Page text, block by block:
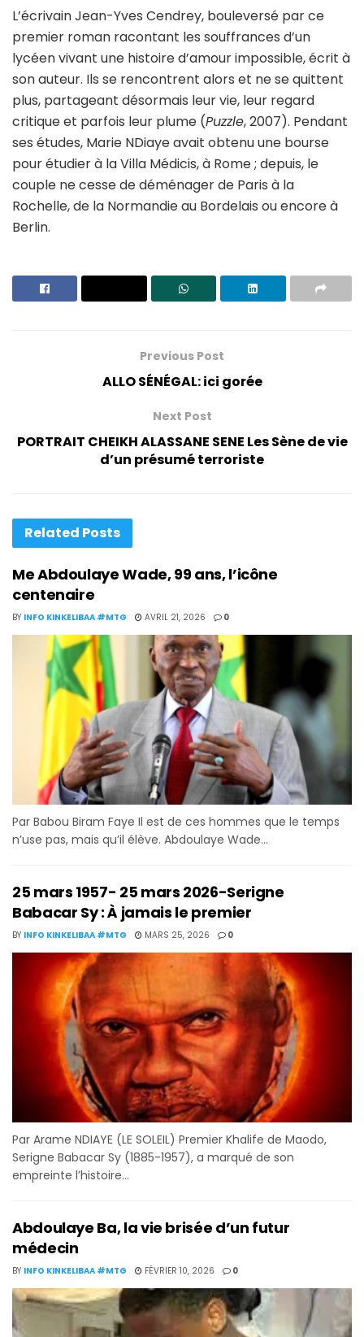
L’écrivain Jean-Yves Cendrey, bouleversé par ce
premier roman racontant les souffrances d’un
lycéen vivant une histoire d’amour impossible, écrit à
son auteur. Ils se rencontrent alors et ne se quittent
plus, partageant désormais leur vie, leur regard
critique et parfois leur plume (Puzzle, 2007). Pendant
ses études, Marie NDiaye avait obtenu une bourse
pour étudier à la Villa Médicis, à Rome ; depuis, le
couple ne cesse de déménager de Paris à la
Rochelle, de la Normandie au Bordelais ou encore à
Berlin.
Previous Post
ALLO SÉNÉGAL: ici gorée
Next Post
PORTRAIT CHEIKH ALASSANE SENE Les Sène de vie
d’un présumé terroriste
Related Posts
Me Abdoulaye Wade, 99 ans, l’icône
centenaire
BY INFO KINKELIBAA #MTG AVRIL 21, 2026 0
Par Babou Biram Faye Il est de ces hommes que le temps
n’use pas, mais qu’il élève. Abdoulaye Wade...
25 mars 1957- 25 mars 2026-Serigne
Babacar Sy : À jamais le premier
BY INFO KINKELIBAA #MTG MARS 25, 2026 0
Par Arame NDIAYE (LE SOLEIL) Premier Khalife de Maodo,
Serigne Babacar Sy (1885-1957), a marqué de son
empreinte l’histoire...
Abdoulaye Ba, la vie brisée d’un futur
médecin
BY INFO KINKELIBAA #MTG FÉVRIER 10, 2026 0